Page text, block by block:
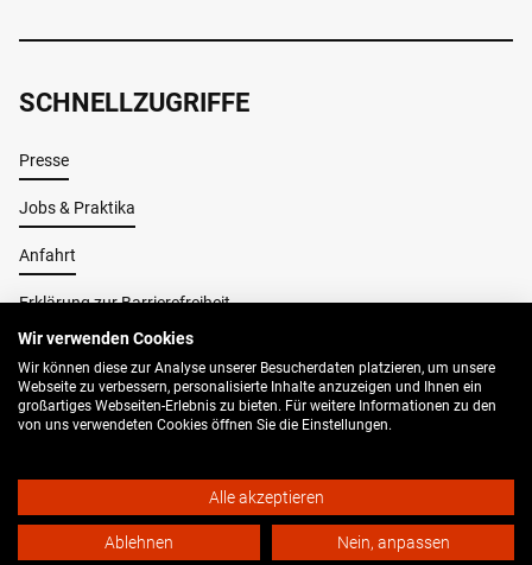
SCHNELLZUGRIFFE
Presse
Jobs & Praktika
Anfahrt
Erklärung zur Barrierefreiheit
© 2026 Buo Bielefeld
Impressum
AGB
Wir verwenden Cookies
Wir können diese zur Analyse unserer Besucherdaten platzieren, um unsere
Webseite zu verbessern, personalisierte Inhalte anzuzeigen und Ihnen ein
großartiges Webseiten-Erlebnis zu bieten. Für weitere Informationen zu den
von uns verwendeten Cookies öffnen Sie die Einstellungen.
Alle akzeptieren
Ablehnen Nein, anpassen